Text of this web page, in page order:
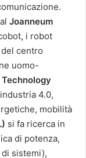
Joanneum
i robot
centro
uomo-
4.0,
mobilità
si fa ricerca in
di potenza,
sistemi),